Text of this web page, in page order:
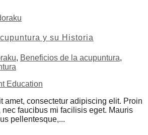
y su Historia
, Beneficios de la acupuntura,
Education
amet, consectetur adipiscing elit. Proin
faucibus mi facilisis eget. Mauris
pellentesque,...